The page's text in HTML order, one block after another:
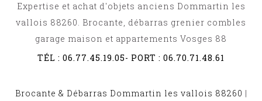
Expertise et achat d'objets anciens Dommartin les
vallois 88260. Brocante, débarras grenier combles
garage maison et appartements Vosges 88
TÉL : 06.77.45.19.05- PORT : 06.70.71.48.61
Brocante & Débarras Dommartin les vallois 88260 |